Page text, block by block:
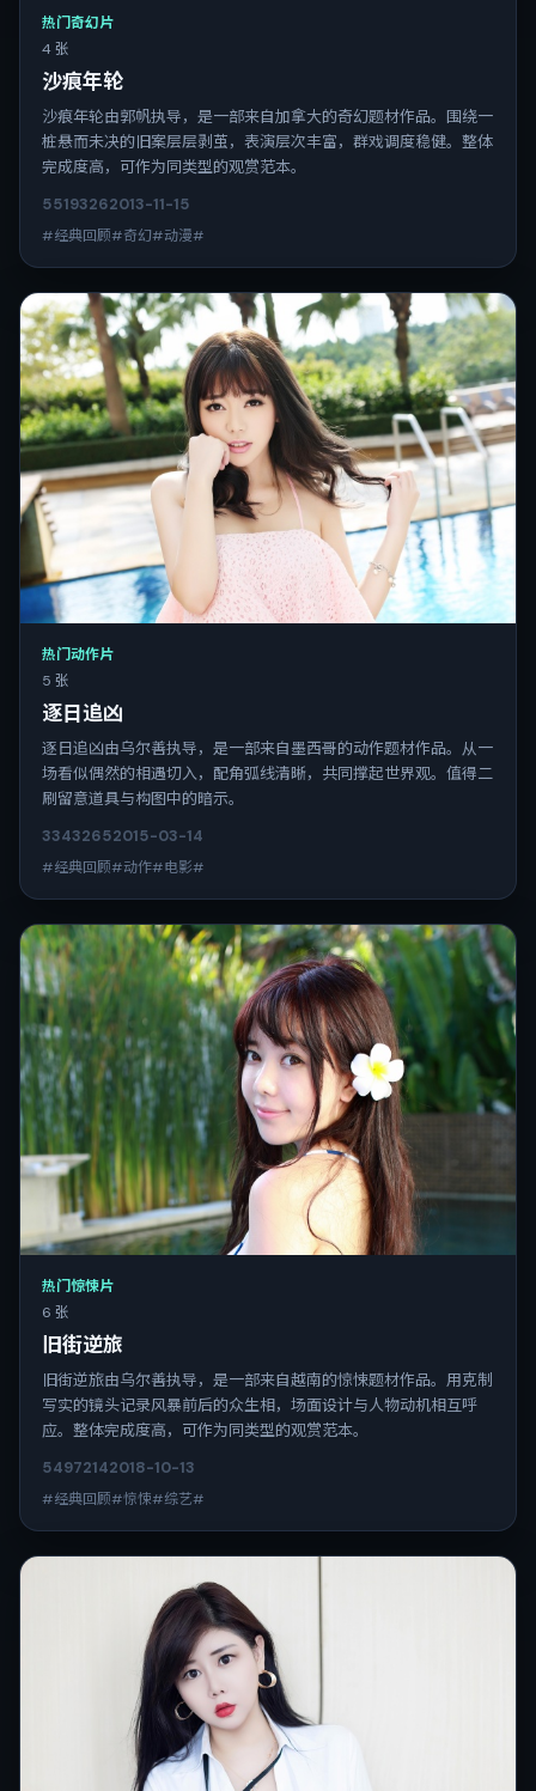
热门奇幻片
4 张
沙痕年轮
沙痕年轮由郭帆执导，是一部来自加拿大的奇幻题材作品。围绕一
桩悬而未决的旧案层层剥茧，表演层次丰富，群戏调度稳健。整体
完成度高，可作为同类型的观赏范本。
55193262013-11-15
#经典回顾#奇幻#动漫#
热门动作片
5 张
逐日追凶
逐日追凶由乌尔善执导，是一部来自墨西哥的动作题材作品。从一
场看似偶然的相遇切入，配角弧线清晰，共同撑起世界观。值得二
刷留意道具与构图中的暗示。
33432652015-03-14
#经典回顾#动作#电影#
热门惊悚片
6 张
旧街逆旅
旧街逆旅由乌尔善执导，是一部来自越南的惊悚题材作品。用克制
写实的镜头记录风暴前后的众生相，场面设计与人物动机相互呼
应。整体完成度高，可作为同类型的观赏范本。
54972142018-10-13
#经典回顾#惊悚#综艺#